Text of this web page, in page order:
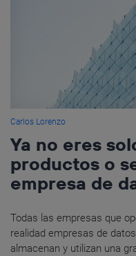
Carlos Lorenzo
Ya no eres
productos o
empresa de
Todas las empresas que
realidad empresas de
almacenan y utilizan una